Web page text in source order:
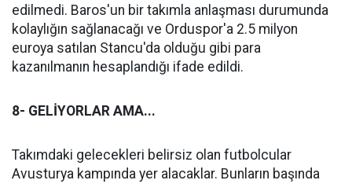
edilmedi. Baros'un bir takımla anlaşması durumunda
kolaylığın sağlanacağı ve Orduspor'a 2.5 milyon
euroya satılan Stancu'da olduğu gibi para
kazanılmanın hesaplandığı ifade edildi.
8- GELİYORLAR AMA...
Takımdaki gelecekleri belirsiz olan futbolcular
Avusturya kampında yer alacaklar. Bunların başında